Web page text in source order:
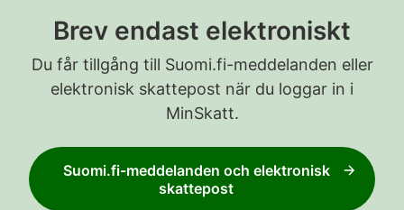
Brev endast elektroniskt
Du får tillgång till Suomi.fi-meddelanden eller
elektronisk skattepost när du loggar in i
MinSkatt.
Suomi.fi-meddelanden och elektronisk
skattepost